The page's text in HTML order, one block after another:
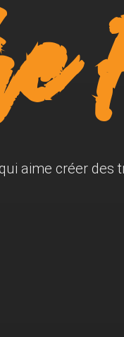
aime créer des